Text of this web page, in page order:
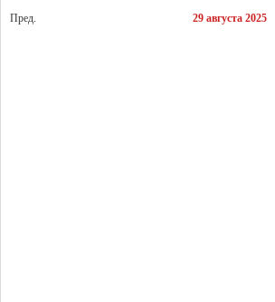
Пред. 29 августа 2025